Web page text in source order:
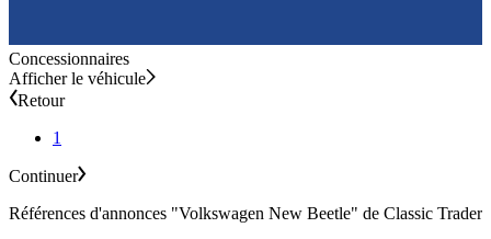
Concessionnaires
Afficher le véhicule
Retour
1
Continuer
Références d'annonces "Volkswagen New Beetle" de Classic Trader